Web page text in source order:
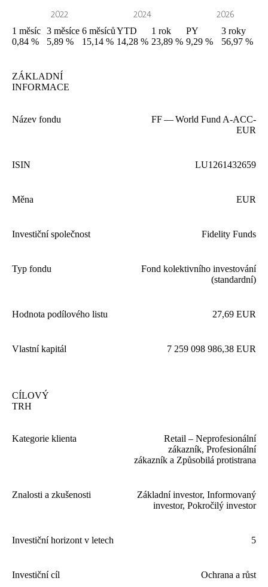
1 měsíc
0,84 %
3 měsíce
5,89 %
6měsíců
15,14 %
YTD
14,28 %
1 rok
23,89 %
PY
9,29 %
3roky
56,97 %
ZÁKLADNÍ
INFORMACE
Název fondu FF— World Fund A‑ACC-
EUR
ISIN LU1261432659
Měna EUR
Investiční společnost Fidelity Funds
Typ fondu
Fond kolektivního investování
(standardní)
Hodnota podílového listu 27,69 EUR
Vlastní kapitál 7 259 098 986,38 EUR
CÍLOVÝ
TRH
Kategorie klienta
Retail – Neprofesionální
zákazník, Profesionální
zákazník a Způsobilá protistrana
Znalosti a zkušenosti
Základní investor, Informovaný
investor, Pokročilý investor
Investiční horizont v letech 5
Investiční cíl Ochrana a růst